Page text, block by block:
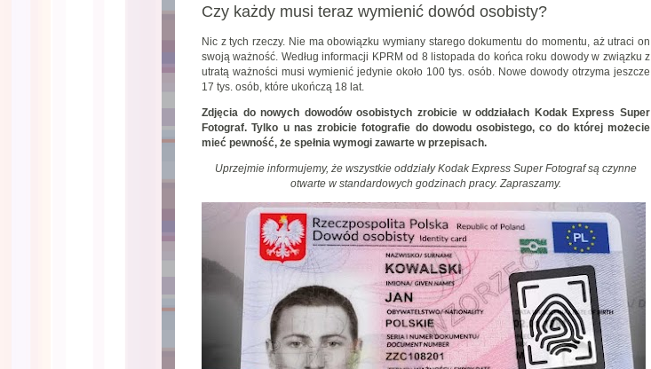
Czy każdy musi teraz wymienić dowód osobisty?
Nic z tych rzeczy. Nie ma obowiązku wymiany starego dokumentu do momentu, aż utraci on
swoją ważność. Według informacji KPRM od 8 listopada do końca roku dowody w związku z
utratą ważności musi wymienić jedynie około 100 tys. osób. Nowe dowody otrzyma jeszcze
17 tys. osób, które ukończą 18 lat.
Zdjęcia do nowych dowodów osobistych zrobicie w oddziałach Kodak Express Super
Fotograf. Tylko u nas zrobicie fotografie do dowodu osobistego, co do której możecie
mieć pewność, że spełnia wymogi zawarte w przepisach.
Uprzejmie informujemy, że wszystkie oddziały Kodak Express Super Fotograf są czynne
otwarte w standardowych godzinach pracy. Zapraszamy.